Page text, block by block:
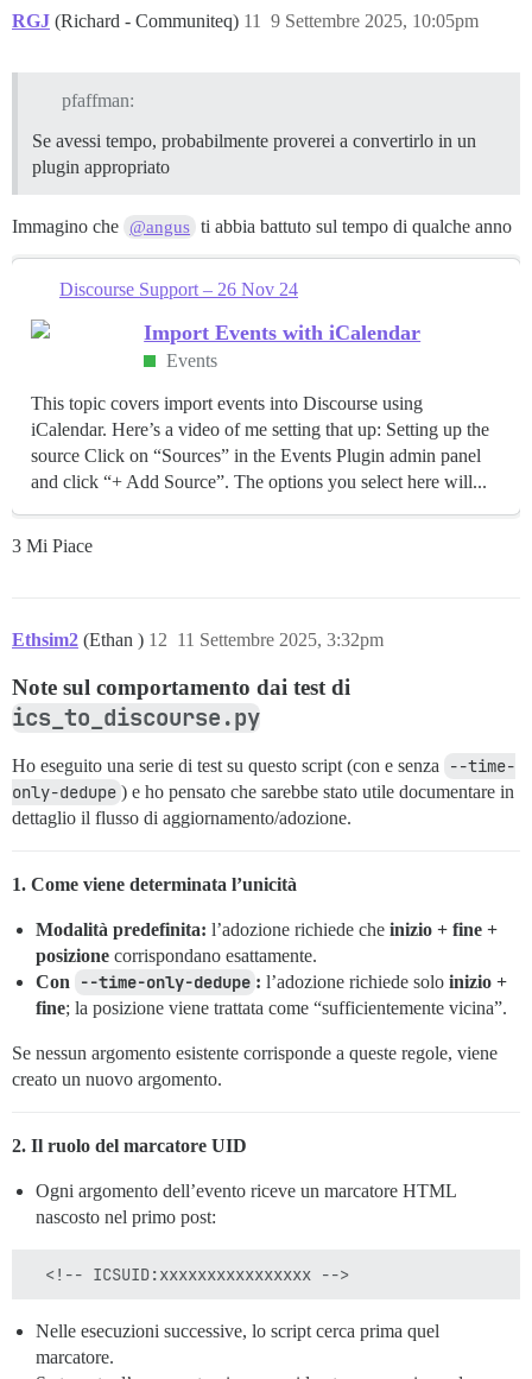
RGJ (Richard - Communiteq) 9 Settembre 2025, 10:05pm
11
pfaffman:
Se avessi tempo, probabilmente proverei a convertirlo in un
plugin appropriato
Immagino che @angus ti abbia battuto sul tempo di qualche anno
Discourse Support – 26 Nov 24
Import Events with iCalendar
Events
This topic covers import events into Discourse using
iCalendar. Here’s a video of me setting that up: Setting up the
source Click on “Sources” in the Events Plugin admin panel
and click “+ Add Source”. The options you select here will...
3 Mi Piace
Ethsim2 (Ethan ) 11 Settembre 2025, 3:32pm
12
Note sul comportamento dai test di
ics_to_discourse.py
Ho eseguito una serie di test su questo script (con e senza
--time-
only-dedupe ) e ho pensato che sarebbe stato utile documentare in
dettaglio il flusso di aggiornamento/adozione.
1. Come viene determinata l’unicità
Modalità predefinita: l’adozione richiede che inizio + fine +
posizione corrispondano esattamente.
Con
--time-only-dedupe : l’adozione richiede solo inizio +
fine; la posizione viene trattata come “sufficientemente vicina”.
Se nessun argomento esistente corrisponde a queste regole, viene
creato un nuovo argomento.
2. Il ruolo del marcatore UID
Ogni argomento dell’evento riceve un marcatore HTML
nascosto nel primo post:
Nelle esecuzioni successive, lo script cerca prima quel
marcatore.